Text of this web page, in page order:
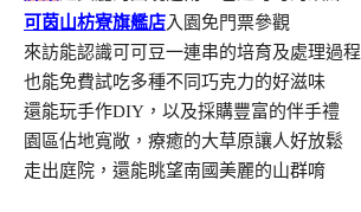
可茵山枋寮旗艦店入園免門票參觀
來訪能認識可可豆一連串的培育及處理過程
也能免費試吃多種不同巧克力的好滋味
還能玩手作DIY，以及採購豐富的伴手禮
園區佔地寬敞，療癒的大草原讓人好放鬆
走出庭院，還能眺望南國美麗的山群唷